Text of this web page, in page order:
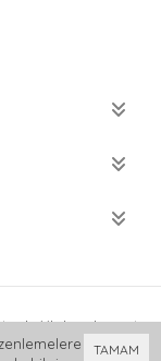
ile hazırlanmıştır.
TAMAM